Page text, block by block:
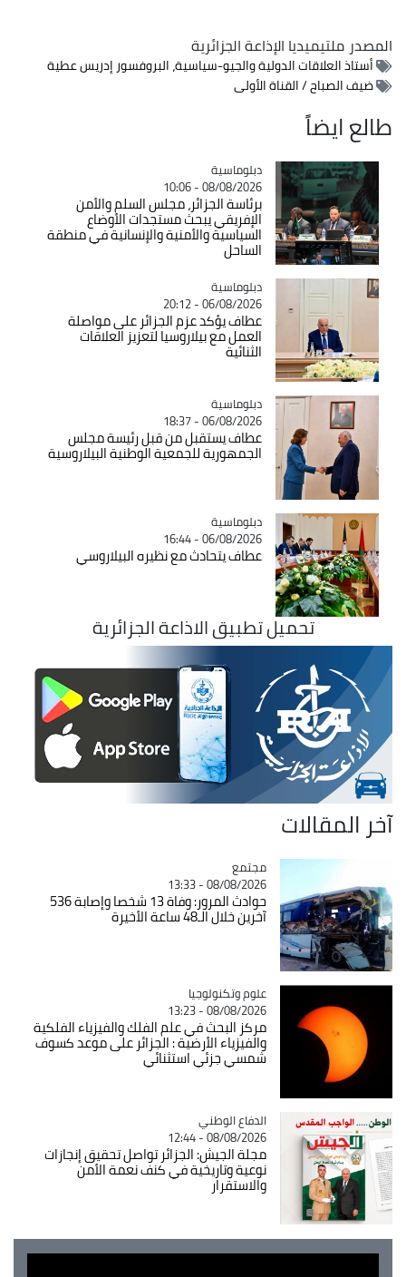
المصدرملتيميديا الإذاعة الجزائرية
أستاذ العلاقات الدولية والجيو-سياسية، البروفسور إدريس عطية
ضيف الصباح / القناة الأولى
طالع ايضاً
Catégorie
دبلوماسية
08/08/2026 - 10:06
برئاسة الجزائر، مجلس السلم والأمن
الإفريقي يبحث مستجدات الأوضاع
السياسية والأمنية والإنسانية في منطقة
الساحل
Catégorie
دبلوماسية
06/08/2026 - 20:12
عطاف يؤكد عزم الجزائر على مواصلة
العمل مع بيلاروسيا لتعزيز العلاقات
الثنائية
Catégorie
دبلوماسية
06/08/2026 - 18:37
عطاف يستقبل من قبل رئيسة مجلس
الجمهورية للجمعية الوطنية البيلاروسية
Catégorie
دبلوماسية
06/08/2026 - 16:44
عطاف يتحادث مع نظيره البيلاروسي
تحميل تطبيق الاذاعة الجزائرية
آخر المقالات
Catégorie
مجتمع
08/08/2026 - 13:33
حوادث المرور: وفاة 13 شخصا وإصابة 536
آخرين خلال الـ48 ساعة الأخيرة
Catégorie
علوم وتكنولوجيا
08/08/2026 - 13:23
مركز البحث في علم الفلك والفيزياء الفلكية
والفيزياء الأرضية : الجزائر على موعد كسوف
شمسي جزئي استثنائي
Catégorie
الدفاع الوطني
08/08/2026 - 12:44
مجلة الجيش: الجزائر تواصل تحقيق إنجازات
نوعية وتاريخية في كنف نعمة الأمن
والاستقرار